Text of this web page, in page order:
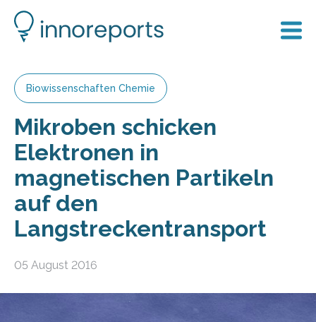
Biowissenschaften Chemie
Mikroben schicken
Elektronen in
magnetischen Partikeln
auf den
Langstreckentransport
05 August 2016